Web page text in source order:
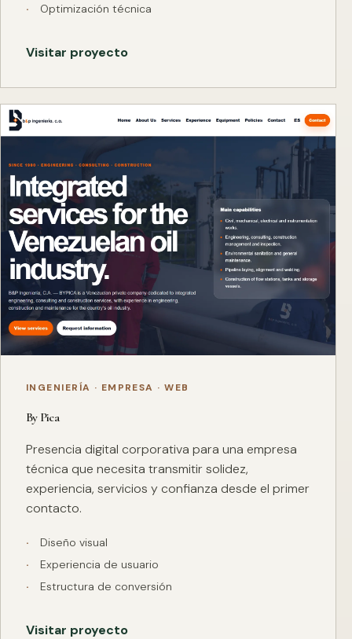
Optimización técnica
Visitar proyecto
INGENIERÍA · EMPRESA · WEB
By Pica
Presencia digital corporativa para una empresa
técnica que necesita transmitir solidez,
experiencia, servicios y confianza desde el primer
contacto.
Diseño visual
Experiencia de usuario
Estructura de conversión
Visitar proyecto